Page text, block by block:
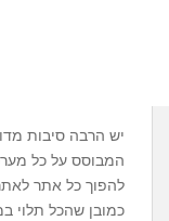
יש הרבה סיבות
המבוסס על כל
להפוך כל אתר
כמובן שהכל תלוי